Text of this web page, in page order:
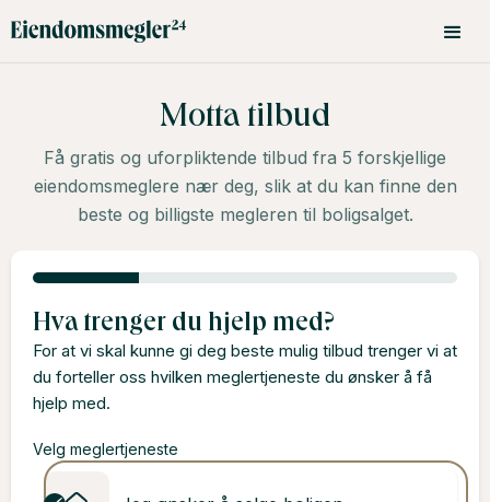
Motta tilbud
Få gratis og uforpliktende tilbud fra 5 forskjellige
eiendomsmeglere nær deg, slik at du kan finne den
beste og billigste megleren til boligsalget.
Hva trenger du hjelp med?
For at vi skal kunne gi deg beste mulig tilbud trenger vi at
du forteller oss hvilken meglertjeneste du ønsker å få
hjelp med.
Velg meglertjeneste